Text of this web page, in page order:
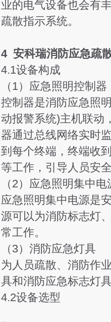
业的电气设备也会有
疏散指示系统。
4 安科瑞消防应急疏
4.1设备构成
（1）应急照明控制器
控制器是消防应急照
动报警系统)主机联动
器通过总线网络实时
到每个终端，终端收
等工作，引导人员安
（2）应急照明集中电
应急照明集中电源是
源可以为消防标志灯
常工作。
（3）消防应急灯具
为人员疏散、消防作
具和消防应急标志灯
4.2设备选型